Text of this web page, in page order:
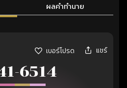
ผลคำทำนาย
เบอร์โปรด แชร์
6514